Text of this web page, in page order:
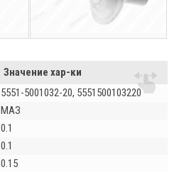
Значение хар-ки
5551-5001032-20, 5551500103220
МАЗ
0.1
0.1
0.15